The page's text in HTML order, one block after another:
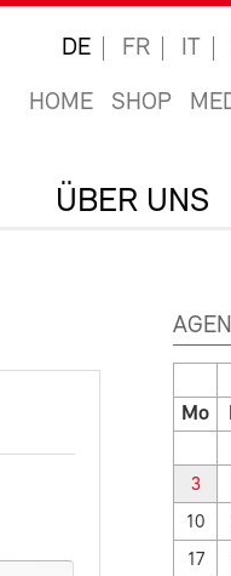
DE FR IT
HOME SHOP
ÜBER UNS
Mo
3
10
17